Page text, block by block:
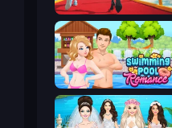
Shoe Race
Swimming Pool Romance